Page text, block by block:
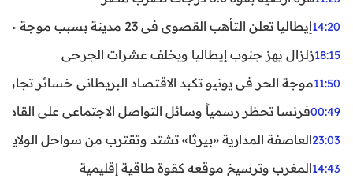
14:20إيطاليا تعلن التأهب القصوى في 23 مدينة بسبب موجة حر شديدة
18:15زلزال يهز جنوب إيطاليا ويخلف عشرات الجرحى
11:50موجة الحر في يونيو تكبد الاقتصاد البريطاني خسائر تجاوزت 1.5 مليار
00:49فرنسا تحظر رسمياً وسائل التواصل الاجتماعي على القاصرين
23:03العاصفة المدارية «بيرثا» تشتد وتقترب من سواحل
14:43المغرب وترسيخ موقعه كقوة طاقية إقليمية